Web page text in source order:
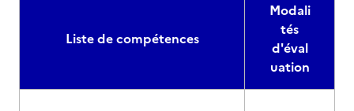
Liste de compétences
Modali
tés
d'éval
uation